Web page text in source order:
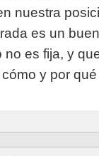
nuestra
es un
no es fija, y
y por